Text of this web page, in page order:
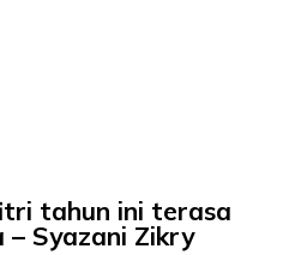
tahun ini terasa
– Syazani Zikry